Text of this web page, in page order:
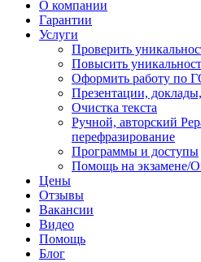
О компании
Гарантии
Услуги
Проверить
Повысить
Оформить работу по
Презентации,
Очистка текста
Ручной, авторский
перефразирование
Программы и доступы
Помощь на экзамене/
Цены
Отзывы
Вакансии
Видео
Помощь
Блог